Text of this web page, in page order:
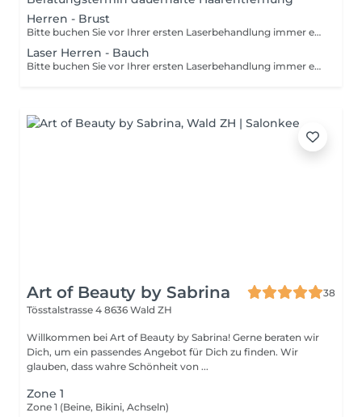
Herren - Brust
Bitte buchen Sie vor Ihrer ersten Laserbehandlung immer erst einen Beratungstermin für Neukunden. Nur so kann ich Sie genaustens aufklären und beraten, sowie evt. Kontraindikationen ausschliessen.
Laser Herren - Bauch
Bitte buchen Sie vor Ihrer ersten Laserbehandlung immer erst einen Beratungstermin für Neukunden. Nur so kann ich Sie genaustens aufklären und beraten, sowie evt. Kontraindikationen ausschliessen.
Art of Beauty by Sabrina
38
Tösstalstrasse 4 8636 Wald ZH
Willkommen bei Art of Beauty by Sabrina! Gerne beraten wir
Dich, um ein passendes Angebot für Dich zu finden. Wir
glauben, dass wahre Schönheit von ...
Zone 1
Zone 1 (Beine, Bikini, Achseln)